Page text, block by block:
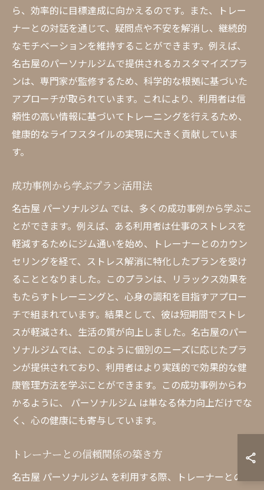
ら、効率的に目標達成に向かえるのです。また、トレー
ナーとの対話を通じて、疑問点や不安を解消し、継続的
なモチベーションを維持することができます。例えば、
名古屋のパーソナルジムで提供されるカスタマイズプラ
ンは、専門家が監修するため、科学的な根拠に基づいた
アプローチが取られています。これにより、利用者は信
頼性の高い情報に基づいてトレーニングを行えるため、
健康的なライフスタイルの実現に大きく貢献していま
す。
成功事例から学ぶプラン活用法
名古屋 パーソナルジム では、多くの成功事例から学ぶこ
とができます。例えば、ある利用者は仕事のストレスを
軽減するためにジム通いを始め、トレーナーとのカウン
セリングを経て、ストレス解消に特化したプランを受け
ることとなりました。このプランは、リラックス効果を
もたらすトレーニングと、心身の調和を目指すアプロー
チで組まれています。結果として、彼は短期間でストレ
スが軽減され、生活の質が向上しました。名古屋のパー
ソナルジムでは、このように個別のニーズに応じたプラ
ンが提供されており、利用者はより実践的で効果的な健
康管理方法を学ぶことができます。この成功事例からわ
かるように、 パーソナルジム は単なる体力向上だけでな
く、心の健康にも寄与しています。
トレーナーとの信頼関係の築き方
名古屋 パーソナルジム を利用する際、トレーナーとの信